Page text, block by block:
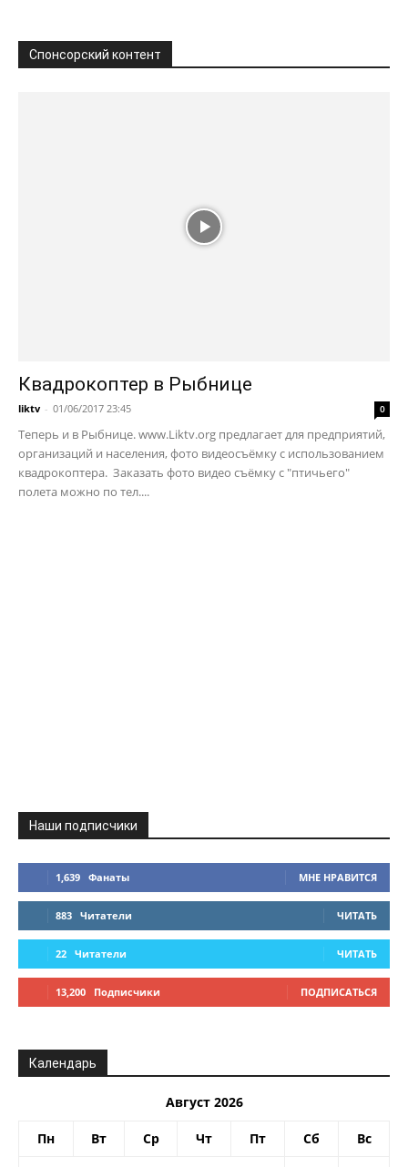
Спонсорский контент
Квадрокоптер в Рыбнице
liktv - 01/06/2017 23:45 0
Теперь и в Рыбнице. www.Liktv.org предлагает для предприятий,
организаций и населения, фото видеосъёмку с использованием
квадрокоптера. Заказать фото видео съёмку с "птичьего"
полета можно по тел....
Наши подписчики
1,639 Фанаты МНЕ НРАВИТСЯ
883 Читатели ЧИТАТЬ
22 Читатели ЧИТАТЬ
13,200 Подписчики ПОДПИСАТЬСЯ
Календарь
Август 2026
Пн Вт Ср Чт Пт Сб Вс